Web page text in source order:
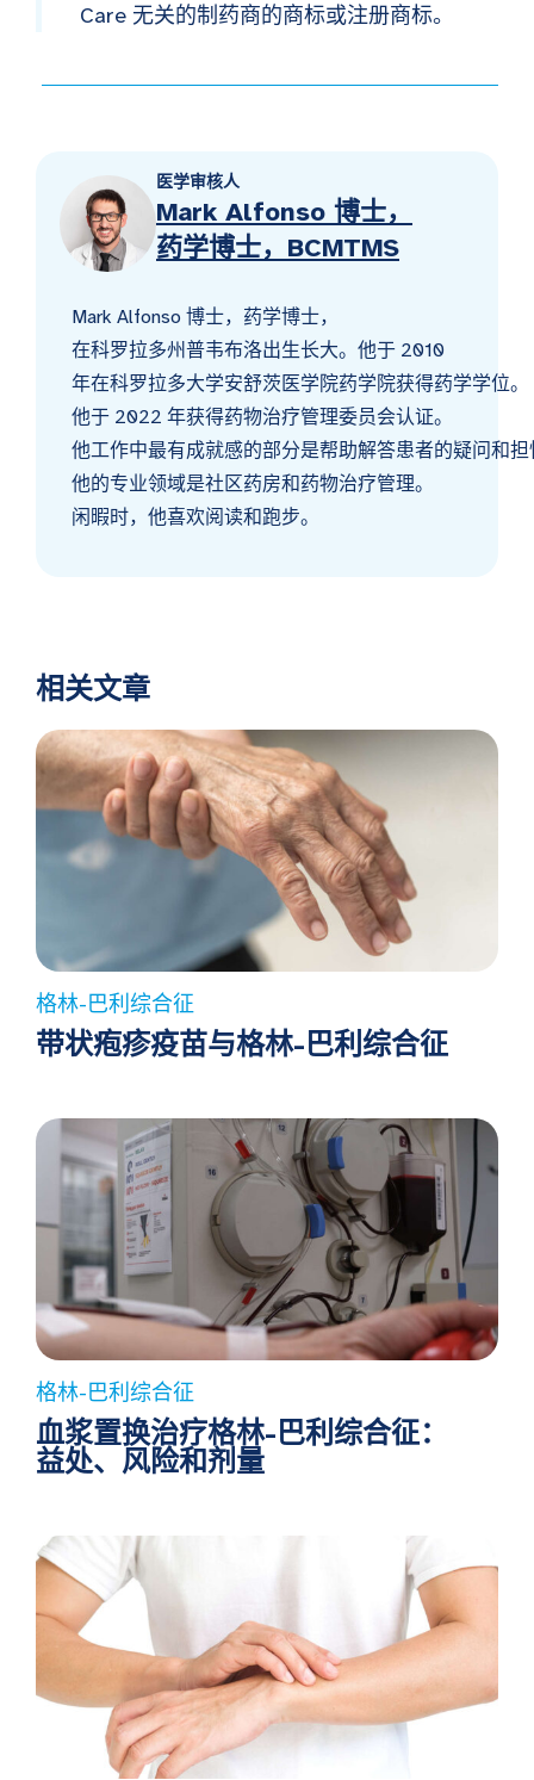
Care 无关的制药商的商标或注册商标。
医学审核人
Mark Alfonso 博士，
药学博士，BCMTMS
Mark Alfonso 博士，药学博士，
在科罗拉多州普韦布洛出生长大。他于 2010
年在科罗拉多大学安舒茨医学院药学院获得药学学位。
他于 2022 年获得药物治疗管理委员会认证。
他工作中最有成就感的部分是帮助解答患者的疑问和担
他的专业领域是社区药房和药物治疗管理。
闲暇时，他喜欢阅读和跑步。
相关文章
格林-巴利综合征
带状疱疹疫苗与格林-巴利综合征
格林-巴利综合征
血浆置换治疗格林-巴利综合征：
益处、风险和剂量